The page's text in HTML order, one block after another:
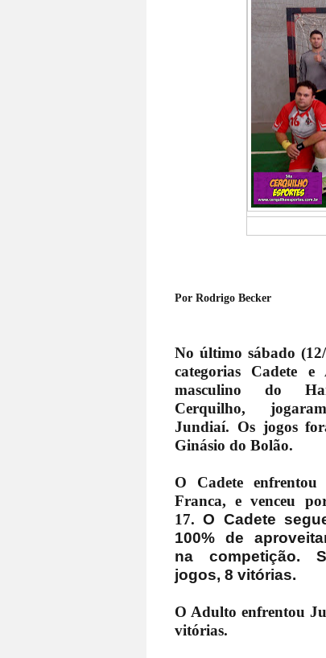
Por Rodrigo Becker
No último sábado
categorias Cadete e
masculino do
Cerquilho,
Jundiaí. Os jogos
Ginásio do Bolão.
O Cadete enfrentou
Franca, e venceu
17.O Cadete
100% de
na competição.
jogos, 8 vitórias.
O Adulto enfrentou
vitórias.